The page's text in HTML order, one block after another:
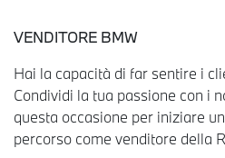
VENDITORE BMW
Hai la capacità di far sentire i
Condividi la tua passione con i
questa occasione per iniziare
percorso come venditore della